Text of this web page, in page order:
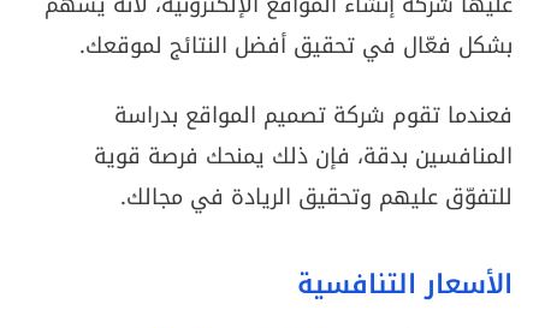
بشكل فعّال في تحقيق أفضل النتائج لموقعك.
فعندما تقوم شركة تصميم المواقع بدراسة
المنافسين بدقة، فإن ذلك يمنحك فرصة قوية
للتفوّق عليهم وتحقيق الريادة في مجالك.
الأسعار التنافسية